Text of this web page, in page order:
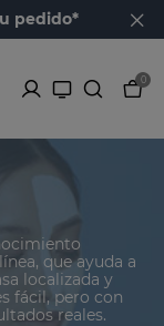
pedido*
0
que ayuda a
localizada y
fácil, pero con
reales.